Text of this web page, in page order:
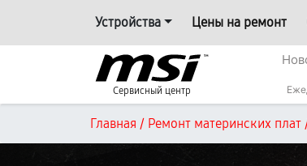
Устройства Цены на ремонт
Сервисный центр
Главная / Ремонт материнских плат